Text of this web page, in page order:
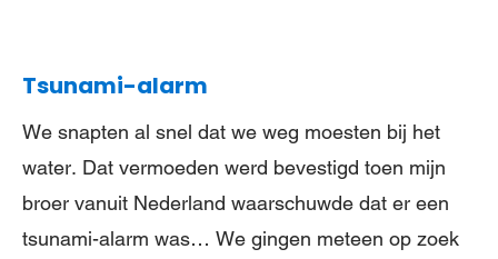
Tsunami-alarm
We snapten al snel dat we weg moesten bij het
water. Dat vermoeden werd bevestigd toen mijn
broer vanuit Nederland waarschuwde dat er een
tsunami-alarm was… We gingen meteen op zoek